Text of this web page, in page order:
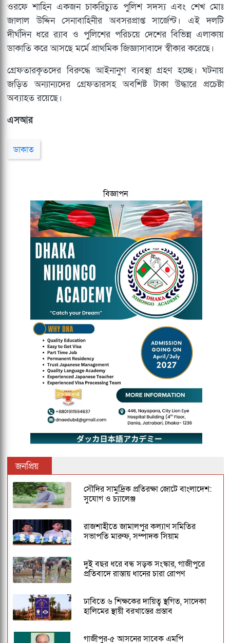
ওরফে শাহিন একজন চাকরিচ্যুত পুলিশ সদস্য এবং শেখ মোঃ
জালাল উদ্দিন সেনাবাহিনীর অবসরপ্রাপ্ত সার্জেন্ট। এই দলটি
দীর্ঘদিন ধরে র‌্যাব ও পুলিশের পরিচয়ে দেশের বিভিন্ন এলাকায়
ডাকাতি করে আসছে মর্মে প্রাথমিক জিজ্ঞাসাবাদে স্বীকার করেছে।
গ্রেফতারকৃতদের বিরুদ্ধে আইনানুগ ব্যবস্থা গ্রহণ হচ্ছে। ঘটনায়
জড়িত অন্যান্যদের গ্রেফতারসহ অবশিষ্ট টাকা উদ্ধারে প্রচেষ্টা
অব্যাহত রয়েছে।
এসআর
ডাকাত
বিজ্ঞাপন
জনপ্রিয়
সৌদির সামুদ্রিক প্রতিরক্ষা জোটে বাংলাদেশ:
সুযোগ ও চ্যালেঞ্জ
রাজশাহীতে জামালপুর কল্যাণ সমিতির
সভাপতি মারুফ, সম্পাদক সিয়াম
দুই বছর ধরে বন্ধ সড়ক সংস্কার, গাজীপুরে
প্রতিবাদে রাস্তায় ধানের চারা রোপণ
ঢাবিতে ৬ শিক্ষকের দায়িত্ব স্থগিত, সাদেকা
হালিমের স্থায়ী বরখাস্তের প্রস্তাব
গাজীপুর-৫ আসনের সাবেক এমপি